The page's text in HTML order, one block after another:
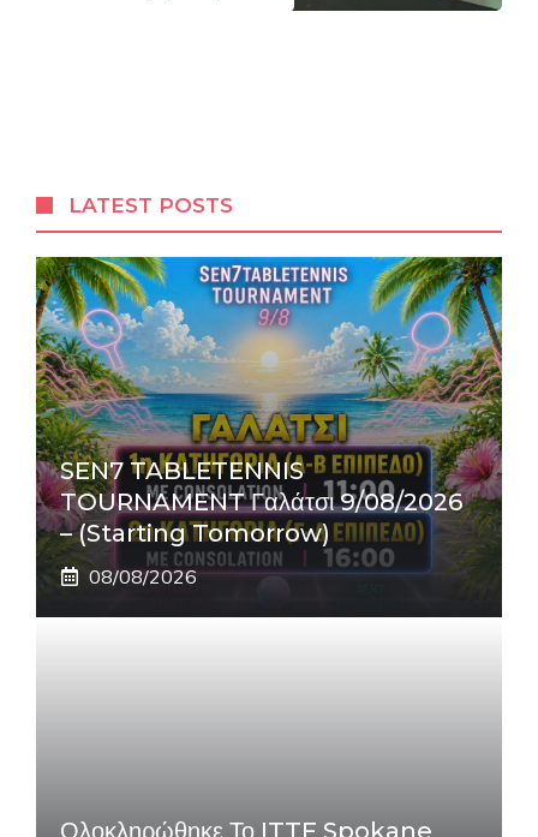
LATEST POSTS
SEN7 TABLETENNIS
TOURNAMENT Γαλάτσι 9/08/2026
– (Starting Tomorrow)
08/08/2026
Ολοκληρώθηκε Το ITTF Spokane